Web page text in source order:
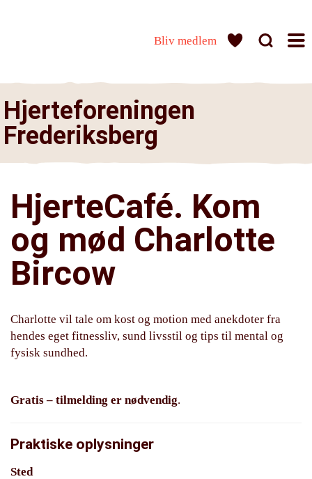
Bliv medlem
Hjerteforeningen
Frederiksberg
HjerteCafé. Kom
og mød Charlotte
Bircow
Charlotte vil tale om kost og motion med anekdoter fra
hendes eget fitnessliv, sund livsstil og tips til mental og
fysisk sundhed.
Gratis – tilmelding er nødvendig.
Praktiske oplysninger
Sted